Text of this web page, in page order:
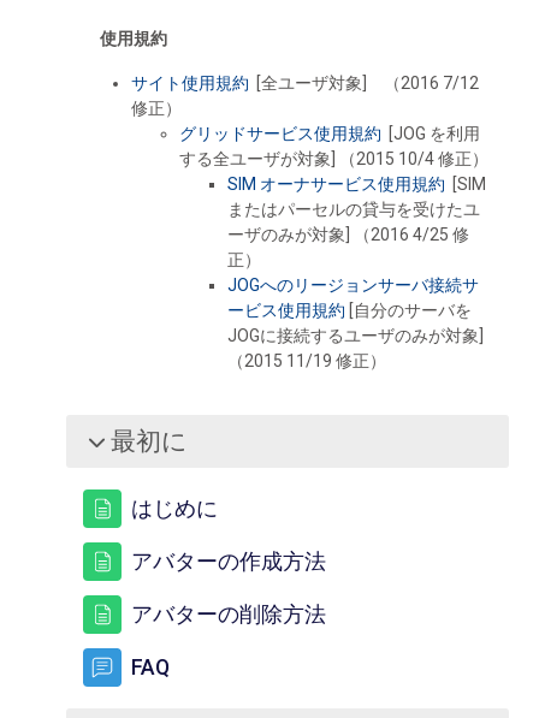
使用規約
サイト使用規約 [全ユーザ対象] （2016 7/12
修正）
グリッドサービス使用規約 [JOG を利用
する全ユーザが対象] （2015 10/4 修正）
SIM オーナサービス使用規約 [SIM
またはパーセルの貸与を受けたユ
ーザのみが対象] （2016 4/25 修
正）
JOGへのリージョンサーバ接続サ
ービス使用規約 [自分のサーバを
JOGに接続するユーザのみが対象]
（2015 11/19 修正）
折りたたむ
最初に
はじめに
アバターの作成方法ページ
アバターの削除方法ページ
FAQ